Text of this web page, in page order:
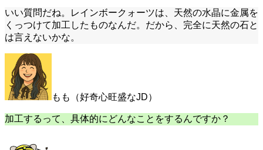
いい質問だね。レインボークォーツは、天然の水晶に金属を
くっつけて加工したものなんだ。だから、完全に天然の石と
は言えないかな。
もも（好奇心旺盛なJD）
加工するって、具体的にどんなことをするんですか？